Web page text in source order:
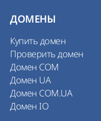
ДОМЕНЫ
Купить домен
Проверить домен
Домен COM
Домен UA
Домен COM.UA
Домен IO